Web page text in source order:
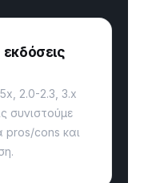
2.0-2.3, 3.x
συνιστούμε
cons και